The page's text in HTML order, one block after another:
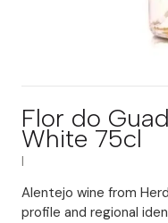
Flor do
White 75cl
Alentejo wine from
profile and regional